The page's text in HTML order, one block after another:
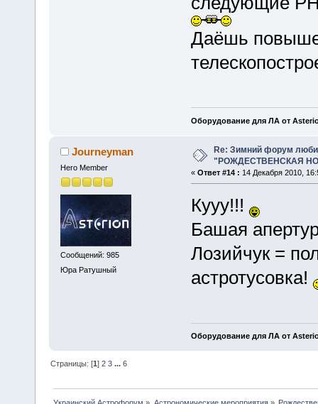
Даёшь
Оборудование для ЛА от
Journeyman
Hero Member
Сообщений: 985
Юра Ратушный
Re: Зимний форум
"РОЖДЕСТВЕНСКАЯ
« Ответ #14 : 14 Декабря 2010,
Кууу!!!
Башая
Лозийчук =
астротусовка!
Оборудование для ЛА от
Страницы: [1]2 3 ...6